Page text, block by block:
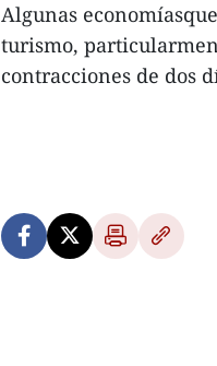
Algunas
turismo,
contracciones de dos